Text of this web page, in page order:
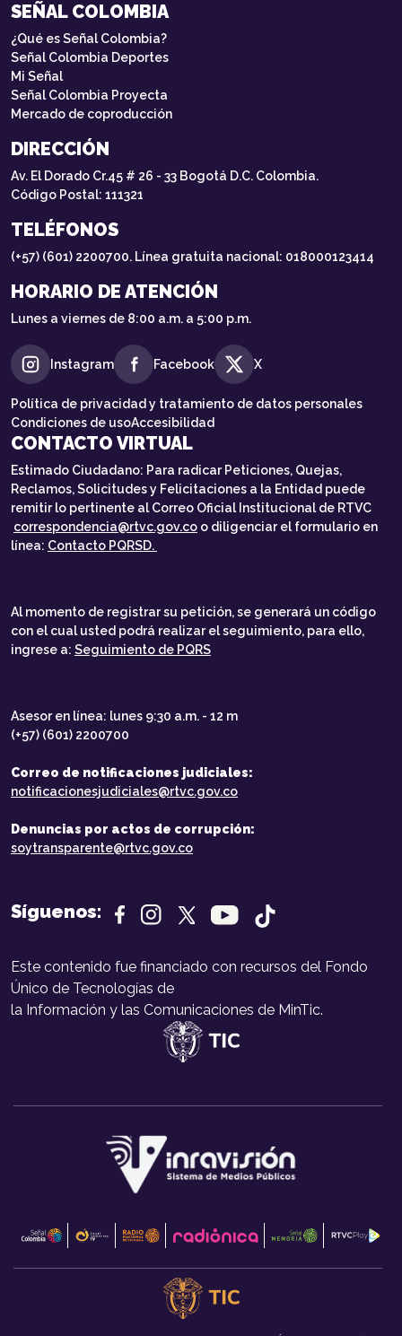
SEÑAL COLOMBIA
¿Qué es Señal Colombia?
Señal Colombia Deportes
Mi Señal
Señal Colombia Proyecta
Mercado de coproducción
DIRECCIÓN
Av. El Dorado Cr.45 # 26 - 33 Bogotá D.C. Colombia.
Código Postal: 111321
TELÉFONOS
(+57) (601) 2200700. Línea gratuita nacional: 018000123414
HORARIO DE ATENCIÓN
Lunes a viernes de 8:00 a.m. a 5:00 p.m.
Instagram Facebook X
Política de privacidad y tratamiento de datos personales
Condiciones de usoAccesibilidad
CONTACTO VIRTUAL
Estimado Ciudadano: Para radicar Peticiones, Quejas,
Reclamos, Solicitudes y Felicitaciones a la Entidad puede
remitir lo pertinente al Correo Oficial Institucional de RTVC
correspondencia@rtvc.gov.co o diligenciar el formulario en
línea: Contacto PQRSD.
Al momento de registrar su petición, se generará un código
con el cual usted podrá realizar el seguimiento, para ello,
ingrese a: Seguimiento de PQRS
Asesor en línea: lunes 9:30 a.m. - 12 m
(+57) (601) 2200700
Correo de notificaciones judiciales:
notificacionesjudiciales@rtvc.gov.co
Denuncias por actos de corrupción:
soytransparente@rtvc.gov.co
Síguenos:
Este contenido fue financiado con recursos del Fondo
Único de Tecnologías de
la Información y las Comunicaciones de MinTic.